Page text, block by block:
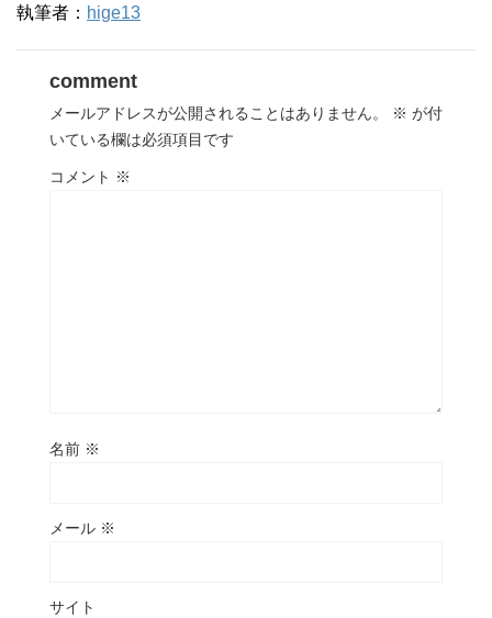
執筆者： hige13
comment
メールアドレスが公開されることはありません。 ※ が付
いている欄は必須項目です
コメント ※
名前 ※
メール ※
サイト